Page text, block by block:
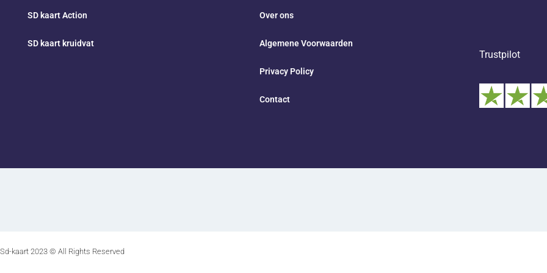
SD kaart Action
SD kaart kruidvat
Over ons
Algemene Voorwaarden
Privacy Policy
Contact
Trustpilot
Sd-kaart 2023 © All Rights Reserved